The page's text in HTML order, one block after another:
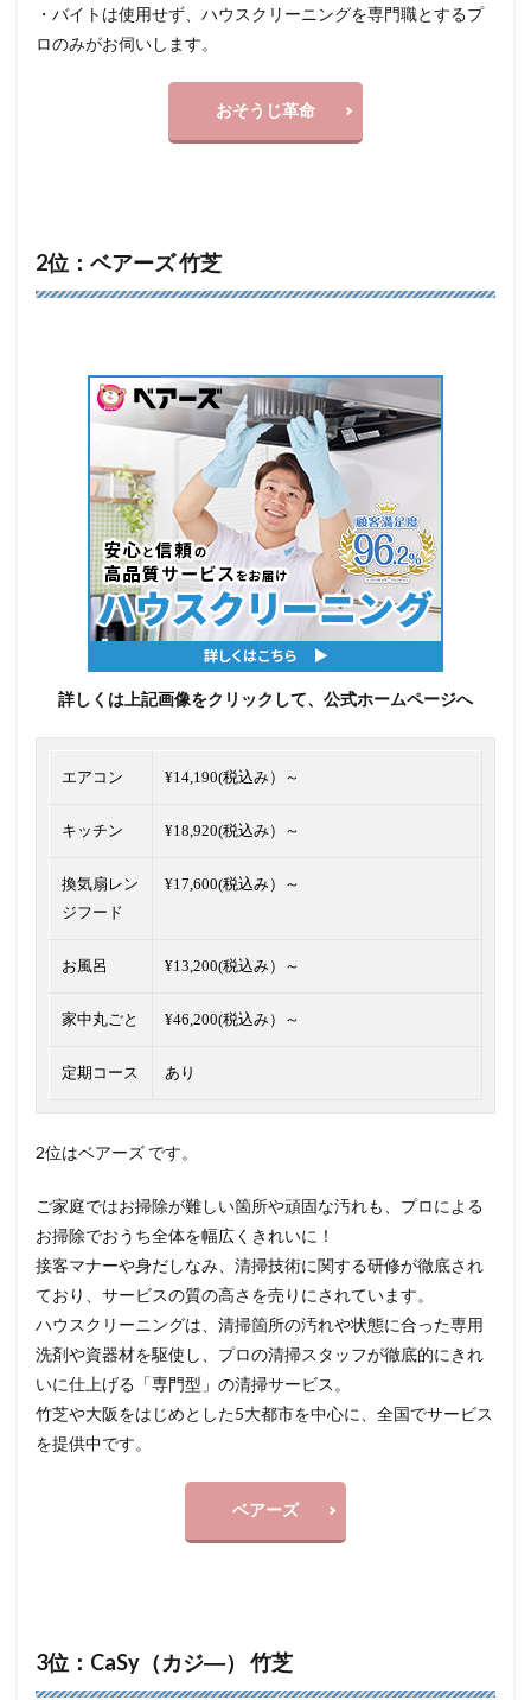
・バイトは使用せず、ハウスクリーニングを専門職とするプ
ロのみがお伺いします。
おそうじ革命
2位：ベアーズ 竹芝
詳しくは上記画像をクリックして、公式ホームページへ
エアコン ¥14,190(税込み）～
キッチン ¥18,920(税込み）～
換気扇レン
ジフード
¥17,600(税込み）～
お風呂 ¥13,200(税込み）～
家中丸ごと ¥46,200(税込み）～
定期コース あり
2位はベアーズ です。
ご家庭ではお掃除が難しい箇所や頑固な汚れも、プロによる
お掃除でおうち全体を幅広くきれいに！
接客マナーや身だしなみ、清掃技術に関する研修が徹底され
ており、サービスの質の高さを売りにされています。
ハウスクリーニングは、清掃箇所の汚れや状態に合った専用
洗剤や資器材を駆使し、プロの清掃スタッフが徹底的にきれ
いに仕上げる「専門型」の清掃サービス。
竹芝や大阪をはじめとした5大都市を中心に、全国でサービス
を提供中です。
ベアーズ
3位：CaSy（カジ―） 竹芝